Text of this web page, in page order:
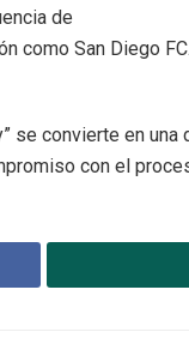
de
como San Diego FC.
se convierte en
con el